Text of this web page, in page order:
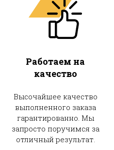
Работаем на
качество
Высочайшее качество
выполненного заказа
гарантированно. Мы
запросто поручимся за
отличный результат.